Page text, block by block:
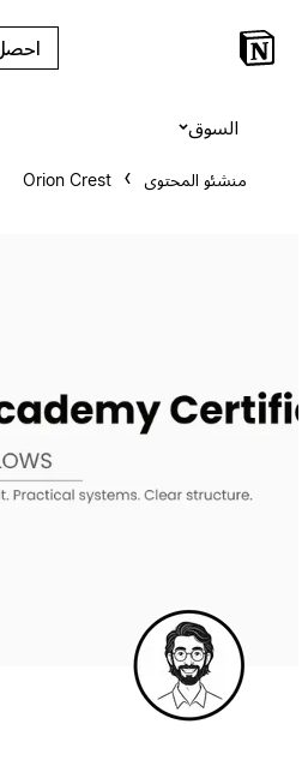
احصل على Notion مجاناً
منشئو المحتوى Orion Crest